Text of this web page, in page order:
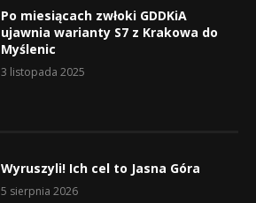
Po miesiącach zwłoki GDDKiA
ujawnia warianty S7 z Krakowa do
Myślenic
3 listopada 2025
Wyruszyli! Ich cel to Jasna Góra
5 sierpnia 2026